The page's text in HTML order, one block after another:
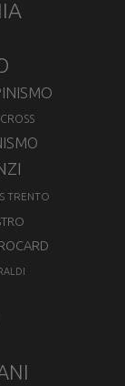
TRENTO